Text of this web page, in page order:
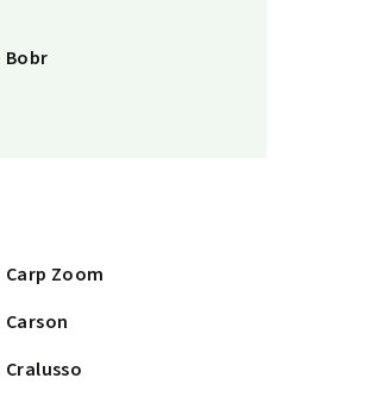
Bobr
Carp Zoom
Carson
Cralusso